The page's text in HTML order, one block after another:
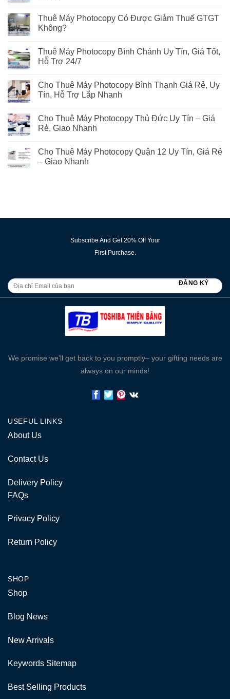
Thuê Máy Photocopy Có Được Giảm Thuế GTGT
Không?
Thuê Máy Photocopy Bình Chánh Uy Tín, Giá Tốt,
Hỗ Trợ 24/7
Cho Thuê Máy Photocopy Bình Thạnh Giá Rẻ, Uy
Tín, Hỗ Trợ Lắp Nhanh
Cho Thuê Máy Photocopy Thủ Đức Uy Tín – Giá
Rẻ, Giao Nhanh
Cho Thuê Máy Photocopy Quận 12 Uy Tín, Giá Rẻ
– Giao Nhanh
Subscribe And Get 20% Off Your
First Purchase.
We promise we’ll get back to you promptly– your gifting needs are
always on our minds!
USEFUL LINKS
About Us
Contact Us
Delivery Policy
FAQs
Privacy Policy
Return Policy
SHOP
Shop
Blog News
New Arrivals
Keywords Sitemap
Best Selling Products